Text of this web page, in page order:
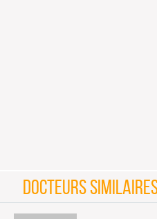
DOCTEURS